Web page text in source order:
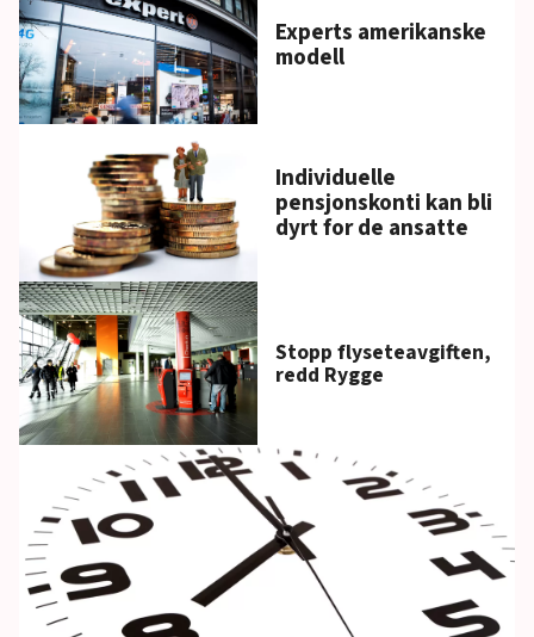
Experts amerikanske
modell
Individuelle
pensjonskonti kan bli
dyrt for de ansatte
Stopp flyseteavgiften,
redd Rygge